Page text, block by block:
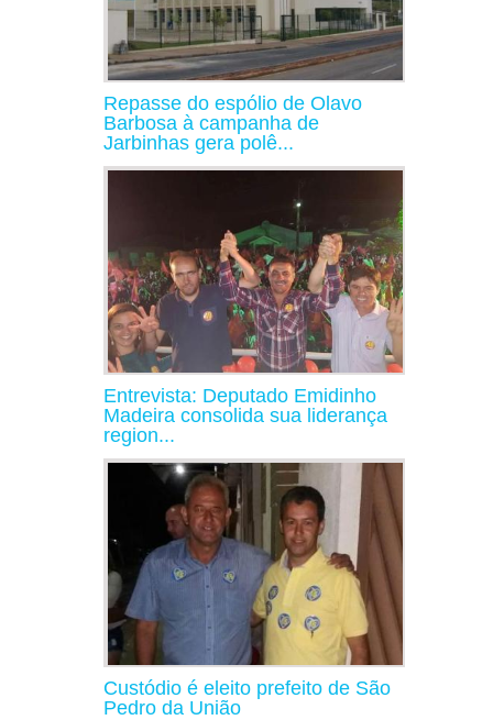
Repasse do espólio de Olavo
Barbosa à campanha de
Jarbinhas gera polê...
Entrevista: Deputado Emidinho
Madeira consolida sua liderança
region...
Custódio é eleito prefeito de São
Pedro da União